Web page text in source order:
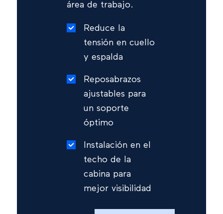
área de trabajo.
Reduce la
tensión en cuello
y espalda
Reposabrazos
ajustables para
un soporte
óptimo
Instalación en el
techo de la
cabina para
mejor visibilidad